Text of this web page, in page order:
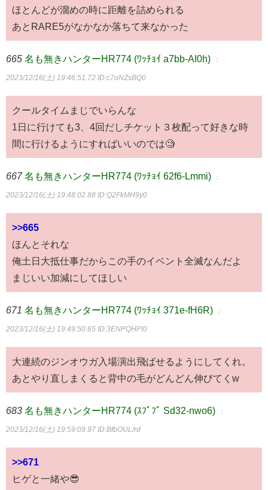
ほとんどが溜めの時に距離を詰められる
あとRARE5がなかなか落ちて来なかった
665 名も無きハンターHR774 (ﾜｯﾁｮｲ a7bb-AI0h) ：
2023/12/16(土) 19:46:51.72 ID:c7oNZsBQ0
クールタイムまじでいらんな
1日に行けても3、4回だしチケット３枚配って好きな時
間に行けるようにすればいいのでは🧐
667 名も無きハンターHR774 (ﾜｯﾁｮｲ 62f6-Lmmi) ：
2023/12/16(土) 19:48:02.88 ID:Q2FkMH9y0
>>665
ほんとそれな
俺土日大抵仕事だからこの手のイベント全滅なんだよ
まじいい加減にしてほしい
671 名も無きハンターHR774 (ﾜｯﾁｮｲ 371e-fH6R) ：
2023/12/16(土) 19:49:50.65 ID:3ENPQHPI0
大連続のジンオウガ入場演出飛ばせるようにしてくれ。
あとやり直しまくると背中の毛がどんどん伸びてくw
683 名も無きハンターHR774 (ｽﾌﾟﾌﾟ Sd32-nwo6) ：
2023/12/16(土) 19:59:09.97 ID:BfbOUL/rd
>>671
ヒゲと一緒や😎